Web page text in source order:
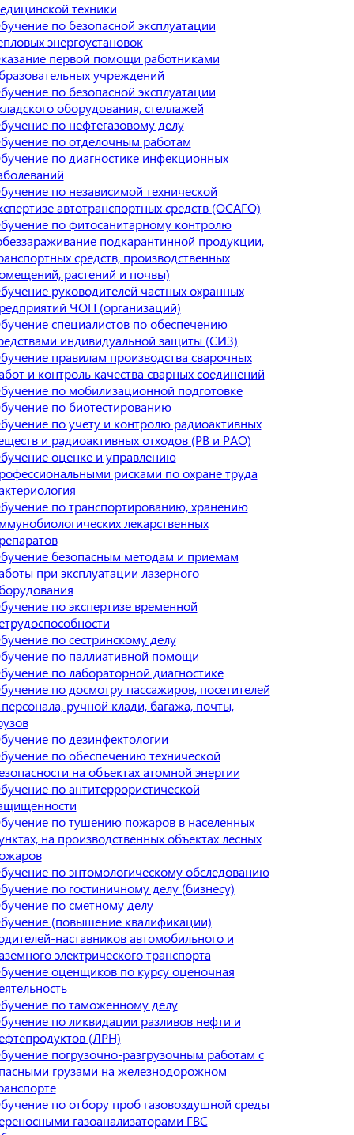
техники
по безопасной эксплуатации
энергоустановок
первой помощи работниками
учреждений
по безопасной эксплуатации
оборудования, стеллажей
по нефтегазовому делу
по отделочным работам
по диагностике инфекционных
по независимой технической
автотранспортных средств (ОСАГО)
по фитосанитарному контролю
подкарантинной продукции,
средств, производственных
растений и почвы)
руководителей частных охранных
ЧОП (организаций)
специалистов по обеспечению
индивидуальной защиты (СИЗ)
правилам производства сварочных
и контроль качества сварных соединений
по мобилизационной подготовке
по биотестированию
по учету и контролю радиоактивных
и радиоактивных отходов (РВ и РАО)
оценке и управлению
рисками по охране труда
по транспортированию, хранению
лекарственных
безопасным методам и приемам
при эксплуатации лазерного
по экспертизе временной
по сестринскому делу
по паллиативной помощи
по лабораторной диагностике
по досмотру пассажиров, посетителей
ручной клади, багажа, почты,
по дезинфектологии
по обеспечению технической
на объектах атомной энергии
по антитеррористической
по тушению пожаров в населенных
на производственных объектах лесных
по энтомологическому обследованию
по гостиничному делу (бизнесу)
по сметному делу
(повышение квалификации)
наставников автомобильного и
электрического транспорта
оценщиков по курсу оценочная
по таможенному делу
по ликвидации разливов нефти и
(ЛРН)
погрузочно-разгрузочным работам с
грузами на железнодорожном
по отбору проб газовоздушной среды
газоанализаторами ГВС